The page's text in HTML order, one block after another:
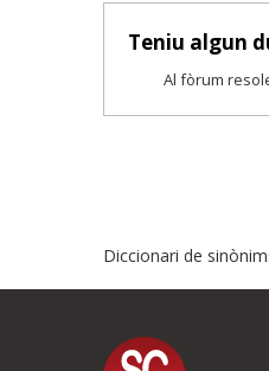
Teniu algun
Al fòrum
Diccionari de